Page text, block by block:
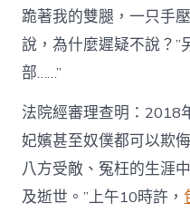
跪著我的雙腿，一只手
說，為什麼遲疑不說？”
部……”
法院經審理查明：2018
妃嬪甚至奴僕都可以欺
八方受敵、冤枉的生涯
及逝世。”上午10時許，